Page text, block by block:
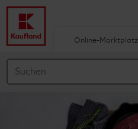
Hauptinhalt
Online-Marktplatz